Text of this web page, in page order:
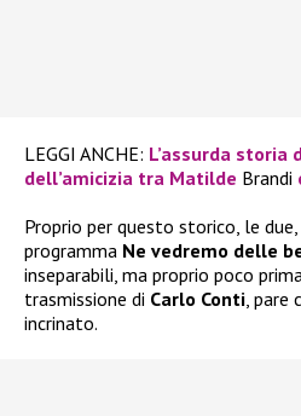
LEGGI ANCHE: L’assurda
dell’amicizia tra Matilde Brandi
Proprio per questo storico, le
programma Ne vedremo delle
inseparabili, ma proprio poco
trasmissione di Carlo Conti, pare
incrinato.